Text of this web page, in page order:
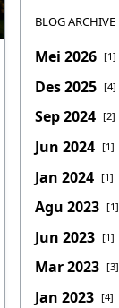
BLOG ARCHIVE
Mei 2026 [1]
Des 2025 [4]
Sep 2024 [2]
Jun 2024 [1]
Jan 2024 [1]
Agu 2023 [1]
Jun 2023 [1]
Mar 2023 [3]
Jan 2023 [4]